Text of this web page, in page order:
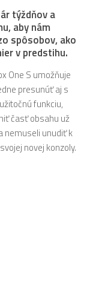
týždňov a
aby nám
spôsobov, ako
v predstihu.
One S umožňuje
presunúť aj s
funkciu,
časť obsahu už
nemuseli unudiť k
novej konzoly.